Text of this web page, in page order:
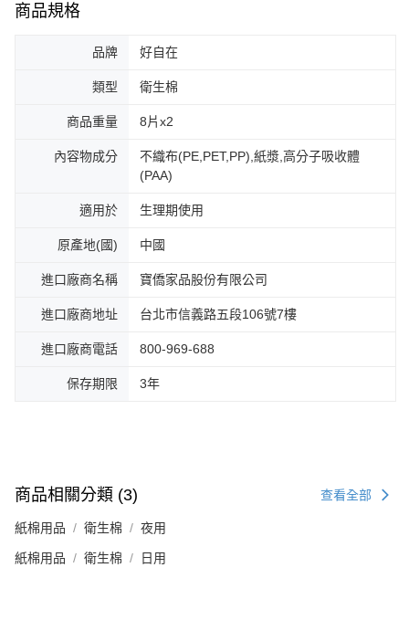
商品規格
品牌 好自在
類型 衛生棉
商品重量 8片x2
內容物成分
不織布(PE,PET,PP),紙漿,高分子吸收體
(PAA)
適用於 生理期使用
原產地(國) 中國
進口廠商名稱 寶僑家品股份有限公司
進口廠商地址 台北市信義路五段106號7樓
進口廠商電話 800-969-688
保存期限 3年
商品相關分類 (3) 查看全部
紙棉用品 衛生棉 夜用
紙棉用品 衛生棉 日用